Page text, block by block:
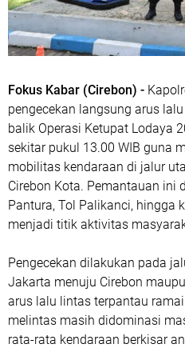
Fokus Kabar (Cirebon) -
pengecekan langsung arus
balik Operasi Ketupat Lodaya
sekitar pukul 13.00 WIB guna
mobilitas kendaraan di jalur
Cirebon Kota. Pemantauan ini
Pantura, Tol Palikanci, hingga
menjadi titik aktivitas
Pengecekan dilakukan pada
Jakarta menuju Cirebon
arus lalu lintas terpantau
melintas masih didominasi
rata-rata kendaraan berkisar